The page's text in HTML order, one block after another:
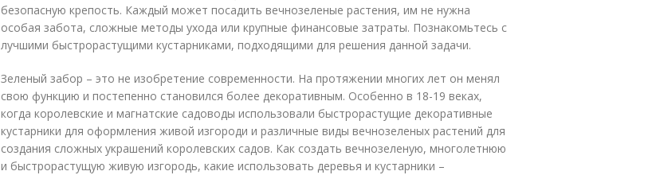
безопасную крепость. Каждый может посадить вечнозеленые растения, им не нужна
особая забота, сложные методы ухода или крупные финансовые затраты. Познакомьтесь с
лучшими быстрорастущими кустарниками, подходящими для решения данной задачи.
Зеленый забор – это не изобретение современности. На протяжении многих лет он менял
свою функцию и постепенно становился более декоративным. Особенно в 18-19 веках,
когда королевские и магнатские садоводы использовали быстрорастущие декоративные
кустарники для оформления живой изгороди и различные виды вечнозеленых растений для
создания сложных украшений королевских садов. Как создать вечнозеленую, многолетнюю
и быстрорастущую живую изгородь, какие использовать деревья и кустарники –